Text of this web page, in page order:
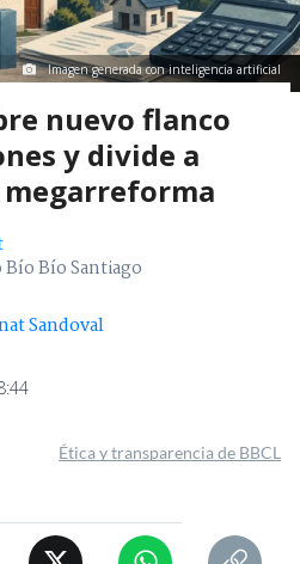
Imagen generada con inteligencia artificial
nuevo flanco
y divide a
Bío Santiago
Sandoval
Ética y transparencia de BBCL